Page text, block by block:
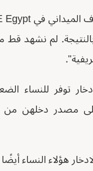
لم نشهد قط
توفر للنساء
مصدر دخلهن
هؤلاء النساء